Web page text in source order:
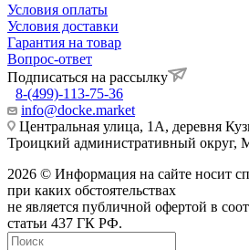
Условия оплаты
Условия доставки
Гарантия на товар
Вопрос-ответ
Подписаться на рассылку
8-(499)-113-75-36
info@docke.market
Центральная улица, 1А, деревня
Троицкий административный округ,
2026 © Информация на сайте носит
при каких обстоятельствах
не является публичной офертой в
статьи 437 ГК РФ.